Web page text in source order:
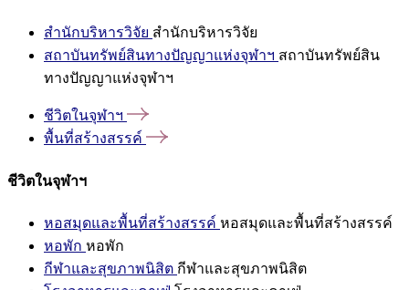
สำนักบริหารวิจัย สำนักบริหารวิจัย
สถาบันทรัพย์สินทางปัญญาแห่งจุฬาฯ สถาบันทรัพย์สิน
ทางปัญญาแห่งจุฬาฯ
ชีวิตในจุฬาฯ
พื้นที่สร้างสรรค์
ชีวิตในจุฬาฯ
หอสมุดและพื้นที่สร้างสรรค์ หอสมุดและพื้นที่สร้างสรรค์
หอพัก หอพัก
กีฬาและสุขภาพนิสิต กีฬาและสุขภาพนิสิต